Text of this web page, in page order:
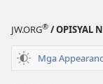
JW.ORG® / OPISYAL
Mga